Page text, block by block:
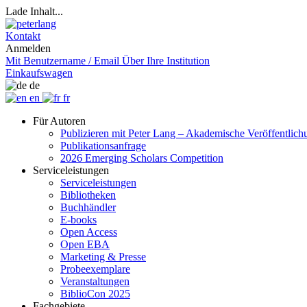
Lade Inhalt...
Kontakt
Anmelden
Mit Benutzername / Email Über Ihre Institution
Einkaufswagen
de
en
fr
Für Autoren
Publizieren mit Peter Lang – Akademische
Publikationsanfrage
2026 Emerging Scholars Competition
Serviceleistungen
Serviceleistungen
Bibliotheken
Buchhändler
E-books
Open Access
Open EBA
Marketing & Presse
Probeexemplare
Veranstaltungen
BiblioCon 2025